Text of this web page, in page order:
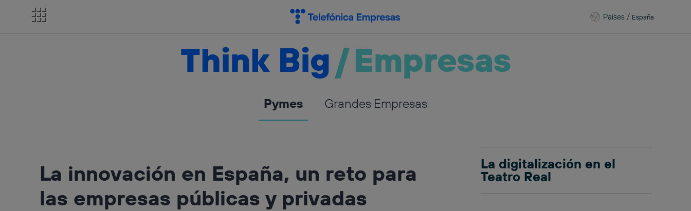
Países / España
Think Big/Empresas
Pymes Grandes Empresas
La innovación en España, un reto para
las empresas públicas y privadas
La digitalización en el
Teatro Real